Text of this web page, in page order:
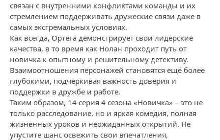
связан с внутренними конфликтами команды и их
стремлением поддерживать дружеские связи даже в
самых экстремальных условиях.
Как всегда, Ортега демонстрирует свои лидерские
качества, в то время как Нолан проходит путь от
новичка к опытному и решительному детективу.
Взаимоотношения персонажей становятся ещё более
глубокими, подчеркивая важность доверия и
поддержки в дружбе и работе.
Таким образом, 14 серия 4 сезона «Новичка» – это не
только расследование, но и яркая комедия, полная
жизненных уроков и неожиданных открытий. Не
упустите шанс освежить свои впечатления,